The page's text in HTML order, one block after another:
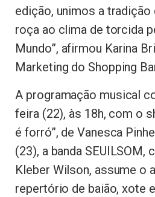
edição, unimos a tradição
roça ao clima de torcida
Mundo”, afirmou Karina
Marketing do Shopping
A programação musical
feira (22), às 18h, com o
é forró”, de Vanesca
(23), a banda SEUILSOM,
Kleber Wilson, assume o
repertório de baião, xote